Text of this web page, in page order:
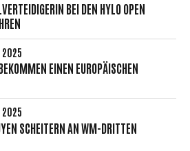
BEI DEN HYLO OPEN
2025
EINEN EUROPÄISCHEN
2025
SCHEITERN AN WM-DRITTEN